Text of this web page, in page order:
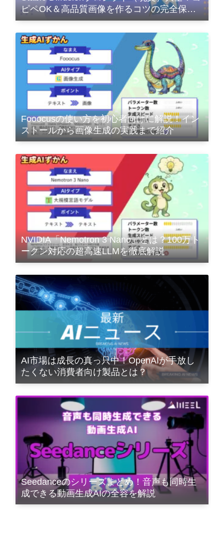
ピペOK＆高品質画像を作るコツの完全保存
版
Fooocusの使い方を初心者向けに解説！イン
ストールから画像生成の実践まで紹介
NVIDIA「Nemotron 3 Nano」とは？100万ト
ークン対応の超高速LLMを徹底解説
AI市場は成長の真っ只中！OpenAIが手放し
たくない消費者向け製品とは？
Seedanceのシリーズまとめ！音声も同時生
成できる動画生成AIの全容を解説